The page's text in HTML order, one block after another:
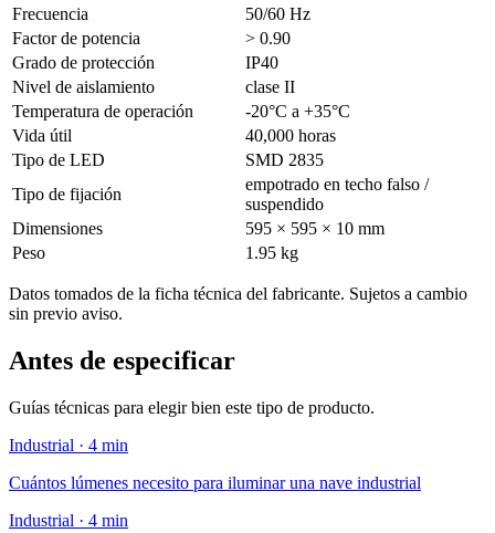
Frecuencia
50/60 Hz
Factor de potencia
> 0.90
Grado de protección
IP40
Nivel de aislamiento
clase II
Temperatura de operación
-20°C a +35°C
Vida útil
40,000 horas
Tipo de LED
SMD 2835
Tipo de fijación
empotrado en techo falso /
suspendido
Dimensiones
595 × 595 × 10 mm
Peso
1.95 kg
Datos tomados de la ficha técnica del fabricante. Sujetos a cambio
sin previo aviso.
Antes de especificar
Guías técnicas para elegir bien este tipo de producto.
Industrial · 4 min
Cuántos lúmenes necesito para iluminar una nave industrial
Industrial · 4 min